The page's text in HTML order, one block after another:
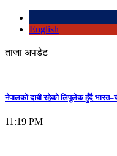
English
ताजा अपडेट
नेपालको दाबी रहेको लिपुलेक हुँदै
11:19 PM